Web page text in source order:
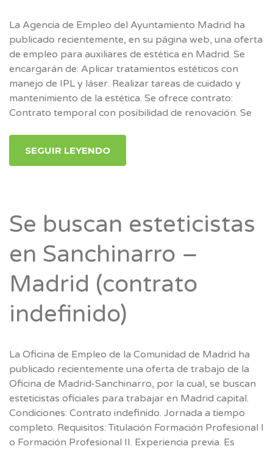
La Agencia de Empleo del Ayuntamiento Madrid ha
publicado recientemente, en su página web, una oferta
de empleo para auxiliares de estética en Madrid. Se
encargarán de: Aplicar tratamientos estéticos con
manejo de IPL y láser. Realizar tareas de cuidado y
mantenimiento de la estética. Se ofrece contrato:
Contrato temporal con posibilidad de renovación. Se
SEGUIR LEYENDO
Se buscan esteticistas
en Sanchinarro –
Madrid (contrato
indefinido)
La Oficina de Empleo de la Comunidad de Madrid ha
publicado recientemente una oferta de trabajo de la
Oficina de Madrid-Sanchinarro, por la cual, se buscan
esteticistas oficiales para trabajar en Madrid capital.
Condiciones: Contrato indefinido. Jornada a tiempo
completo. Requisitos: Titulación Formación Profesional I
o Formación Profesional II. Experiencia previa. Es